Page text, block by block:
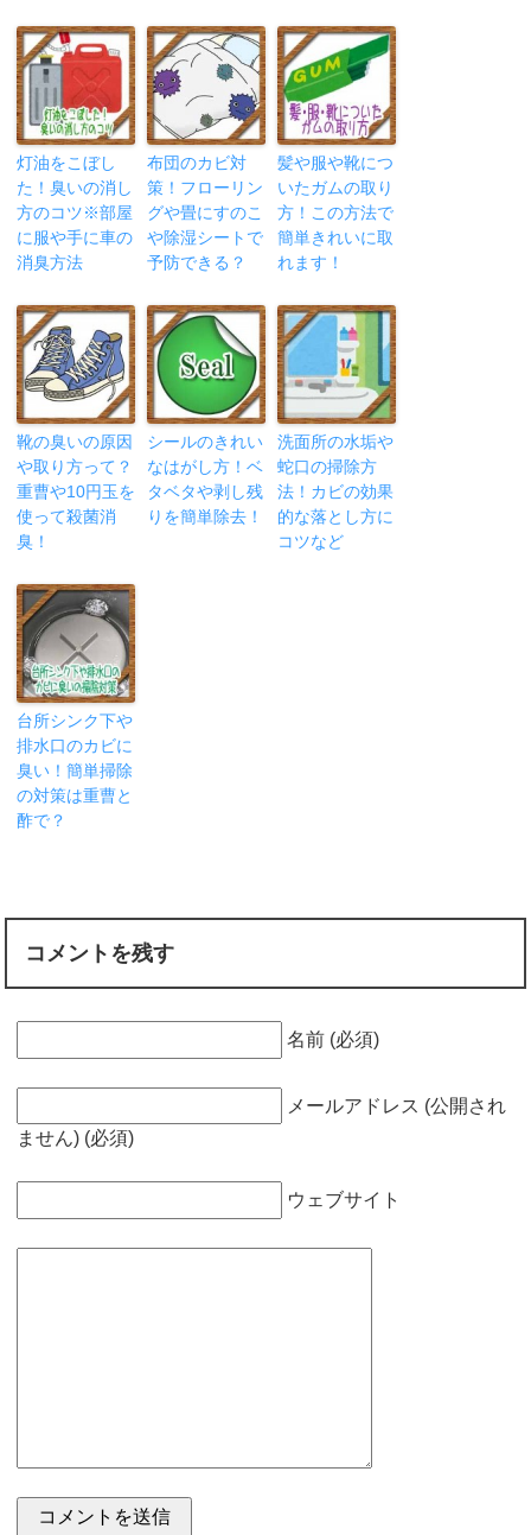
灯油をこぼし
た！臭いの消し
方のコツ※部屋
に服や手に車の
消臭方法
布団のカビ対
策！フローリン
グや畳にすのこ
や除湿シートで
予防できる？
髪や服や靴につ
いたガムの取り
方！この方法で
簡単きれいに取
れます！
靴の臭いの原因
や取り方って？
重曹や10円玉を
使って殺菌消
臭！
シールのきれい
なはがし方！ベ
タベタや剥し残
りを簡単除去！
洗面所の水垢や
蛇口の掃除方
法！カビの効果
的な落とし方に
コツなど
台所シンク下や
排水口のカビに
臭い！簡単掃除
の対策は重曹と
酢で？
コメントを残す
名前 (必須)
メールアドレス (公開され
ません) (必須)
ウェブサイト